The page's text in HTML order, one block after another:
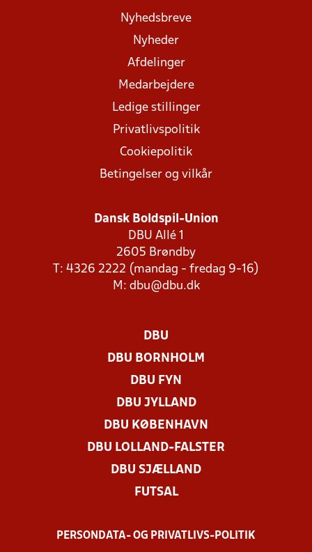
Nyhedsbreve
Nyheder
Afdelinger
Medarbejdere
Ledige stillinger
Privatlivspolitik
Cookiepolitik
Betingelser og vilkår
Dansk Boldspil-Union
DBU Allé 1
2605 Brøndby
T: 4326 2222 (mandag - fredag 9-16)
M: dbu@dbu.dk
DBU
DBU BORNHOLM
DBU FYN
DBU JYLLAND
DBU KØBENHAVN
DBU LOLLAND-FALSTER
DBU SJÆLLAND
FUTSAL
PERSONDATA- OG PRIVATLIVS-POLITIK